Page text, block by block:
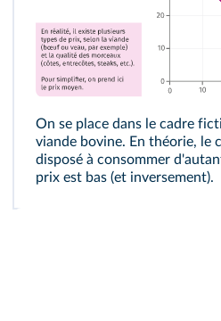
On se place dans le cadre
viande bovine. En théorie, le
disposé à consommer
prix est bas (et inversement).